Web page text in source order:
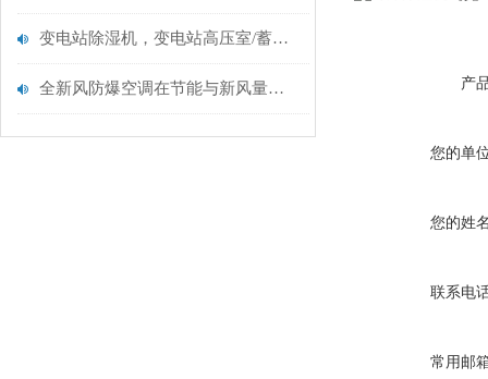
变电站除湿机，变电站高压室/蓄电池室的防潮除湿设备
全新风防爆空调在节能与新风量标准方面的探讨 产
您的单
您的姓
联系电
常用邮